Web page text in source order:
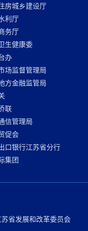
房城乡建设厅
利厅
务厅
生健康委
办
场监督管理局
方金融监管局
联
信管理局
促会
口银行江苏省分行
集团
省发展和改革委员会